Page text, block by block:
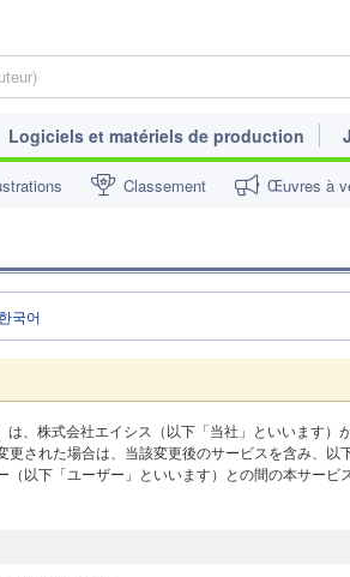
Logiciels et matériels de production
Classement Œuvres à
한국어
、株式会社エイシス（以下「当社」といいます）
された場合は、当該変更後のサービスを含み、以
以下「ユーザー」といいます）との間の本サービ